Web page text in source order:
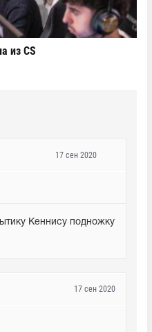
из CS
17 сен 2020
Кеннису подножку
17 сен 2020